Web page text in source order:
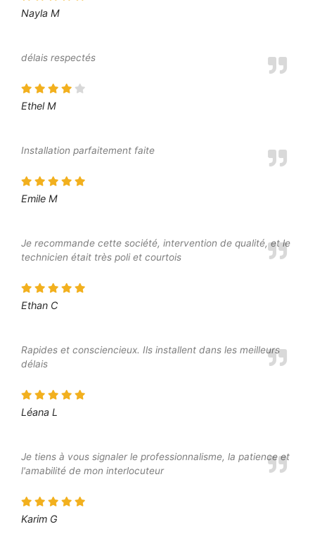
Nayla M
délais respectés
Ethel M
Installation parfaitement faite
Emile M
Je recommande cette société, intervention de qualité, et le
technicien était très poli et courtois
Ethan C
Rapides et consciencieux. Ils installent dans les meilleurs
délais
Léana L
Je tiens à vous signaler le professionnalisme, la patience et
l'amabilité de mon interlocuteur
Karim G